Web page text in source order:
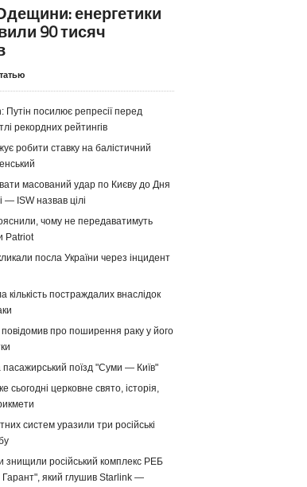
енергетики
90 тисяч
Путін посилює репресії перед
рекордних рейтингів
робити ставку на балістичний
масований удар по Києву до Дня
— ISW назвав цілі
чому не передаватимуть
Patriot
посла України через інцидент
кількість постраждалих внаслідок
про поширення раку у його
пасажирський поїзд "Суми — Київ"
сьогодні церковне свято, історія,
систем уразили три російські
знищили російський комплекс РЕБ
який глушив Starlink —